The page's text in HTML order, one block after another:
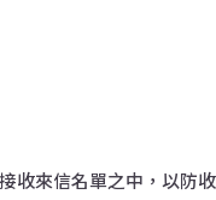
收來信名單之中，以防